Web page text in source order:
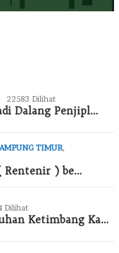
22583 Dilihat
Dalang Penjipl…
TIMUR
Rentenir ) be…
Dilihat
Ketimbang Ka…